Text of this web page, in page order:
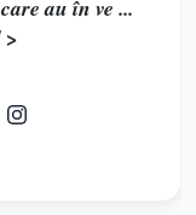
au în ve ...
>